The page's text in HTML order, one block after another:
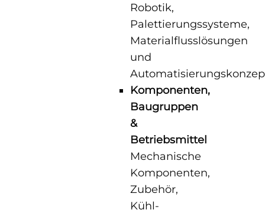
Robotik,
Palettierungssysteme,
Materialflusslösungen
und
Komponenten,
Baugruppen
&
Betriebsmittel
Mechanische
Komponenten,
Zubehör,
Kühl-